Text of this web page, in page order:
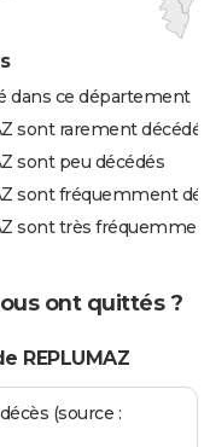
dans ce département
sont rarement décédés
sont peu décédés
sont fréquemment
sont très
ont quittés ?
REPLUMAZ
(source :